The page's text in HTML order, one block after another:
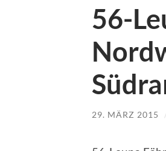
56-
29. MÄRZ 2015